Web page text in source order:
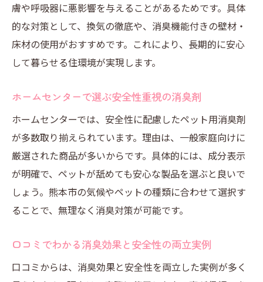
膚や呼吸器に悪影響を与えることがあるためです。具体
的な対策として、換気の徹底や、消臭機能付きの壁材・
床材の使用がおすすめです。これにより、長期的に安心
して暮らせる住環境が実現します。
ホームセンターで選ぶ安全性重視の消臭剤
ホームセンターでは、安全性に配慮したペット用消臭剤
が多数取り揃えられています。理由は、一般家庭向けに
厳選された商品が多いからです。具体的には、成分表示
が明確で、ペットが舐めても安心な製品を選ぶと良いで
しょう。熊本市の気候やペットの種類に合わせて選択す
ることで、無理なく消臭対策が可能です。
口コミでわかる消臭効果と安全性の両立実例
口コミからは、消臭効果と安全性を両立した実例が多く